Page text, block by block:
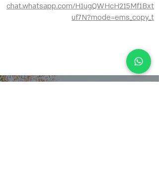
chat.whatsapp.com/H1ugQWHcH215Mf1Bxt
uf7N?mode=ems_copy_t